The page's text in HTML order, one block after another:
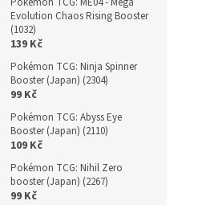
Evolution Chaos Rising Booster
(1032)
139 Kč
Pokémon TCG: Ninja Spinner
Booster (Japan) (2304)
99 Kč
Pokémon TCG: Abyss Eye
Booster (Japan) (2110)
109 Kč
Pokémon TCG: Nihil Zero
booster (Japan) (2267)
99 Kč